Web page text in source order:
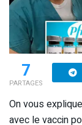
7
PARTAGES
On vous
avec le vaccin